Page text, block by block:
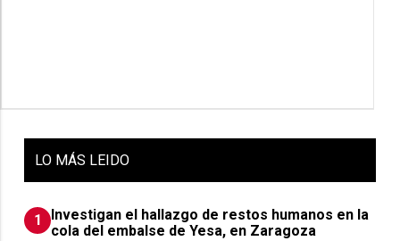
LO MÁS LEIDO
1
Investigan el hallazgo de restos humanos en la
cola del embalse de Yesa, en Zaragoza